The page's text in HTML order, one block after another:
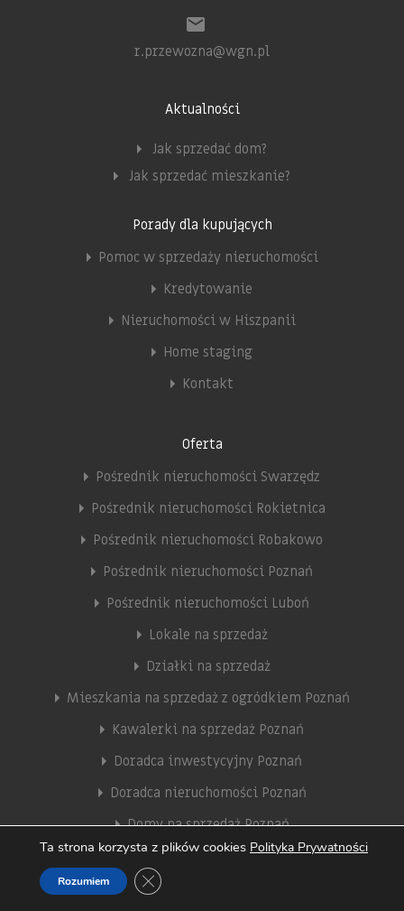
r.przewozna@wgn.pl
Aktualności
Jak sprzedać dom?
Jak sprzedać mieszkanie?
Porady dla kupujących
Pomoc w sprzedaży nieruchomości
Kredytowanie
Nieruchomości w Hiszpanii
Home staging
Kontakt
Oferta
Pośrednik nieruchomości Swarzędz
Pośrednik nieruchomości Rokietnica
Pośrednik nieruchomości Robakowo
Pośrednik nieruchomości Poznań
Pośrednik nieruchomości Luboń
Lokale na sprzedaż
Działki na sprzedaż
Mieszkania na sprzedaż z ogródkiem Poznań
Kawalerki na sprzedaż Poznań
Doradca inwestycyjny Poznań
Doradca nieruchomości Poznań
Domy na sprzedaż Poznań
Biuro pośrednictwa nieruchomości WGN
Biuro nieruchomości Poznań Rataje
Ta strona korzysta z plików cookies Polityka Prywatności
Rozumiem Zamknij panel powiadomień o ciasteczkach